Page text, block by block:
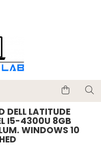
DELL LATITUDE
I5-4300U 8GB
WINDOWS 10